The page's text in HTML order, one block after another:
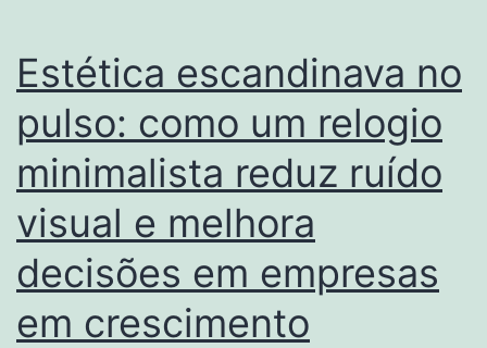
Estética escandinava no
pulso: como um relogio
minimalista reduz ruído
visual e melhora
decisões em empresas
em crescimento